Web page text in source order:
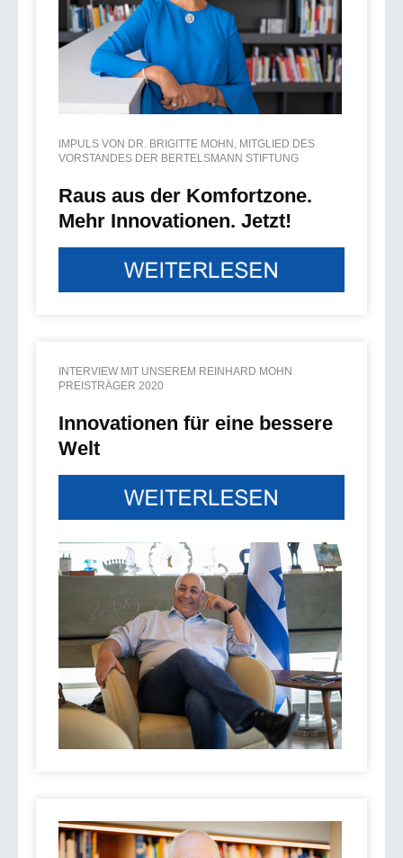
IMPULS VON DR. BRIGITTE MOHN, MITGLIED DES
VORSTANDES DER BERTELSMANN STIFTUNG
Raus aus der Komfortzone.
Mehr Innovationen. Jetzt!
INTERVIEW MIT UNSEREM REINHARD MOHN
PREISTRÄGER 2020
Innovationen für eine bessere
Welt